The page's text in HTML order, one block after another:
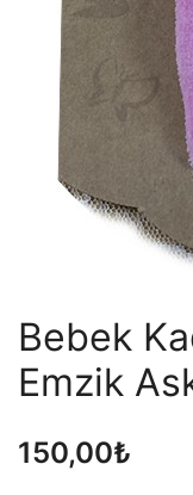
Bebek
Emzik
150,00₺